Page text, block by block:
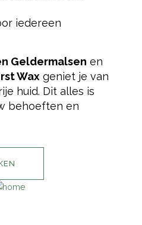
iedereen
Geldermalsen en
Waxgeniet je van
huid. Dit alles is
behoeften en